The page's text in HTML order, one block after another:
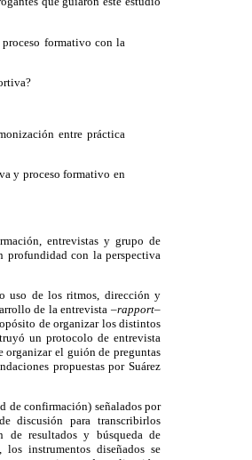
formativo con la
entre práctica
y proceso formativo en
entrevistas y grupo de
profundidad con la perspectiva
uso de los ritmos, dirección y
de la entrevista –rapport–
de organizar los distintos
un protocolo de entrevista
organizar el guión de preguntas
propuestas por Suárez
de confirmación) señalados por
discusión para transcribirlos
de resultados y búsqueda de
instrumentos diseñados se